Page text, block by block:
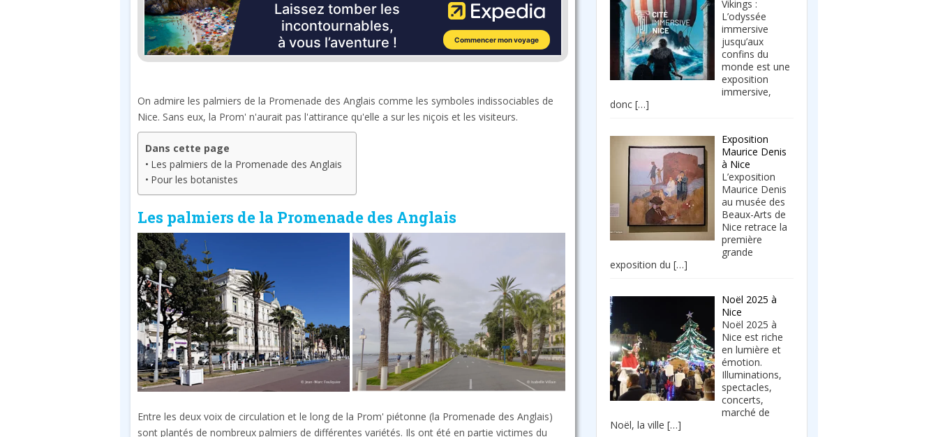
On admire les palmiers de la Promenade des Anglais comme les symboles indissociables de
Nice. Sans eux, la Prom' n'aurait pas l'attirance qu'elle a sur les niçois et les visiteurs.
Dans cette page
Les palmiers de la Promenade des Anglais
Pour les botanistes
Les palmiers de la Promenade des Anglais
Entre les deux voix de circulation et le long de la Prom' piétonne (la Promenade des Anglais)
sont plantés de nombreux palmiers de différentes variétés. Ils ont été en partie victimes du
Vikings :
L’odyssée
immersive
jusqu’aux
confins du
monde est une
exposition
immersive,
donc […]
Exposition
Maurice Denis
à Nice
L’exposition
Maurice Denis
au musée des
Beaux-Arts de
Nice retrace la
première
grande
exposition du […]
Noël 2025 à
Nice
Noël 2025 à
Nice est riche
en lumière et
émotion.
Illuminations,
spectacles,
concerts,
marché de
Noël, la ville […]